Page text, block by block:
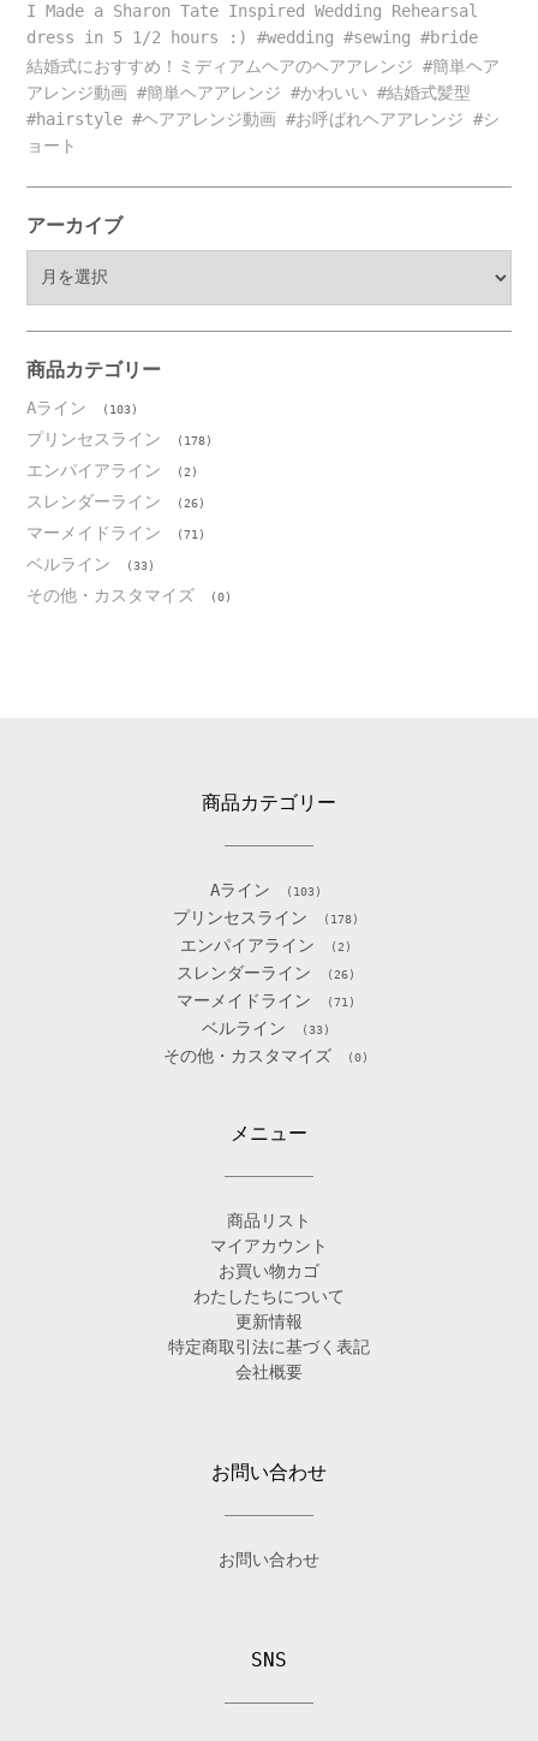
I Made a Sharon Tate Inspired Wedding Rehearsal
dress in 5 1/2 hours :) #wedding #sewing #bride
結婚式におすすめ！ミディアムヘアのヘアアレンジ #簡単ヘア
アレンジ動画 #簡単ヘアアレンジ #かわいい #結婚式髪型
#hairstyle #ヘアアレンジ動画 #お呼ばれヘアアレンジ #シ
ョート
アーカイブ
ブ
商品カテゴリー
Aライン (103)
プリンセスライン (178)
エンパイアライン (2)
スレンダーライン (26)
マーメイドライン (71)
ベルライン (33)
その他・カスタマイズ (0)
商品カテゴリー
Aライン (103)
プリンセスライン (178)
エンパイアライン (2)
スレンダーライン (26)
マーメイドライン (71)
ベルライン (33)
その他・カスタマイズ (0)
メニュー
商品リスト
マイアカウント
お買い物カゴ
わたしたちについて
更新情報
特定商取引法に基づく表記
会社概要
お問い合わせ
お問い合わせ
SNS